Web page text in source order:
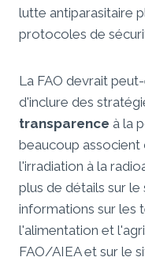
lutte antiparasitaire
protocoles de
La FAO devrait
d'inclure des
transparence à la
beaucoup
l'irradiation à la
plus de détails sur le
informations sur les
l'alimentation et
FAO/AIEA et sur le